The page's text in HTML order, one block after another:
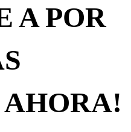
A POR
AHORA!